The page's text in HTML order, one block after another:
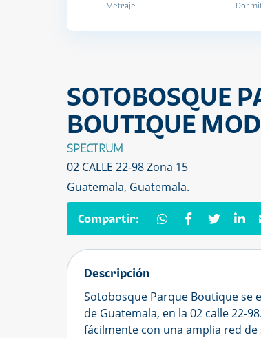
Metraje
SOTOBOSQUE
BOUTIQUE
SPECTRUM
02 CALLE 22-98 Zona 15
Guatemala, Guatemala.
Compartir:
Descripción
Sotobosque Parque Boutique se
de Guatemala, en la 02 calle 22-
fácilmente con una amplia red